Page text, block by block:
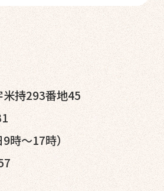
持293番地45
時～17時）